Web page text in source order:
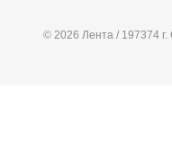
© 2026 Лента / 197374